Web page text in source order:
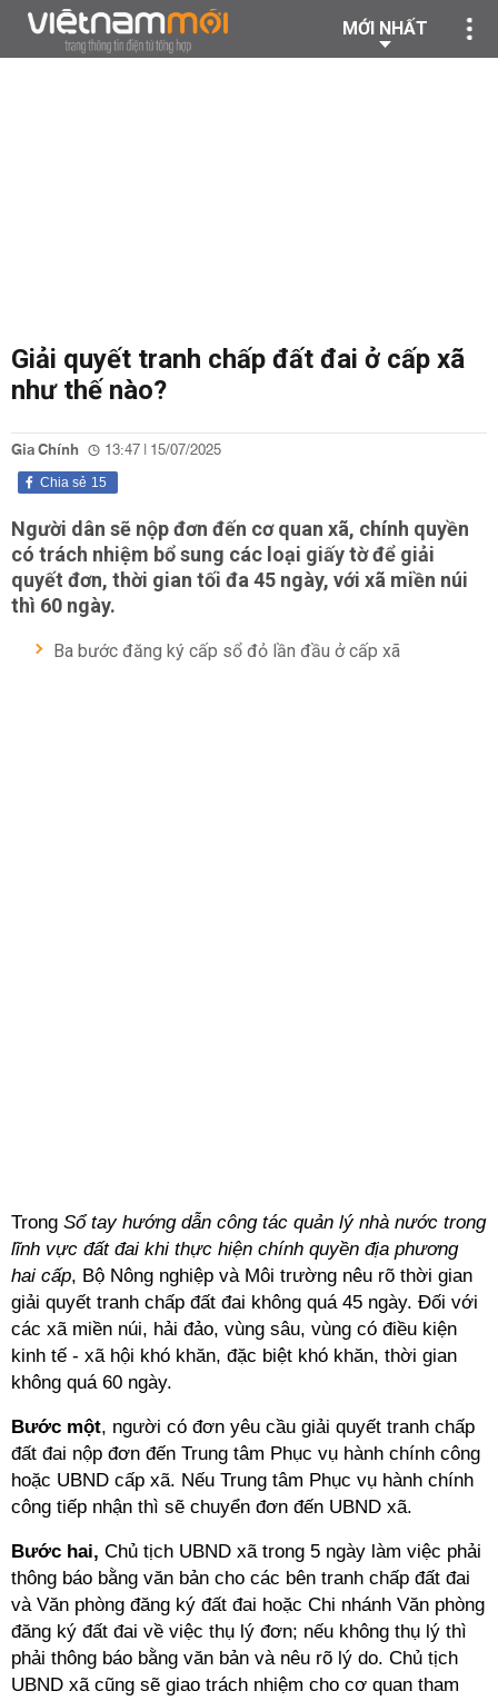
MỚI NHẤT
Giải quyết tranh chấp đất đai ở cấp xã
như thế nào?
Gia Chính 13:47 | 15/07/2025
15
Chia sẻ
Người dân sẽ nộp đơn đến cơ quan xã, chính quyền
có trách nhiệm bổ sung các loại giấy tờ để giải
quyết đơn, thời gian tối đa 45 ngày, với xã miền núi
thì 60 ngày.
Ba bước đăng ký cấp sổ đỏ lần đầu ở cấp xã
Trong Sổ tay hướng dẫn công tác quản lý nhà nước trong
lĩnh vực đất đai khi thực hiện chính quyền địa phương
hai cấp, Bộ Nông nghiệp và Môi trường nêu rõ thời gian
giải quyết tranh chấp đất đai không quá 45 ngày. Đối với
các xã miền núi, hải đảo, vùng sâu, vùng có điều kiện
kinh tế - xã hội khó khăn, đặc biệt khó khăn, thời gian
không quá 60 ngày.
Bước một, người có đơn yêu cầu giải quyết tranh chấp
đất đai nộp đơn đến Trung tâm Phục vụ hành chính công
hoặc UBND cấp xã. Nếu Trung tâm Phục vụ hành chính
công tiếp nhận thì sẽ chuyển đơn đến UBND xã.
Bước hai, Chủ tịch UBND xã trong 5 ngày làm việc phải
thông báo bằng văn bản cho các bên tranh chấp đất đai
và Văn phòng đăng ký đất đai hoặc Chi nhánh Văn phòng
đăng ký đất đai về việc thụ lý đơn; nếu không thụ lý thì
phải thông báo bằng văn bản và nêu rõ lý do. Chủ tịch
UBND xã cũng sẽ giao trách nhiệm cho cơ quan tham